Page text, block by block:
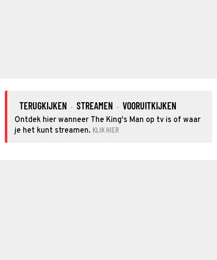
TERUGKIJKEN · STREAMEN · VOORUITKIJKEN
Ontdek hier wanneer The King's Man op tv is of waar
je het kunt streamen. KLIK HIER